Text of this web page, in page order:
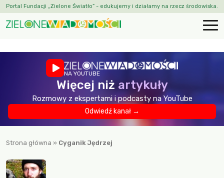
Portal Fundacji „Zielone Światło” - edukujemy i działamy na rzecz środowiska.
NA YOUTUBE
Więcej niż artykuły
Rozmowy z ekspertami i podcasty na YouTube
Odwiedź kanał →
Strona główna » Cyganik Jędrzej